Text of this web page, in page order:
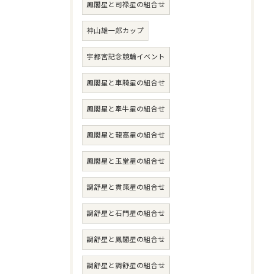
鳳閣星と司禄星の組合せ
神山雄一郎カップ
宇都宮記念競輪イベント
鳳閣星と車騎星の組合せ
鳳閣星と牽牛星の組合せ
鳳閣星と龍高星の組合せ
鳳閣星と玉堂星の組合せ
調舒星と貫策星の組合せ
調舒星と石門星の組合せ
調舒星と鳳閣星の組合せ
調舒星と調舒星の組合せ